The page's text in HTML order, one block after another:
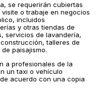
se requerirán cubiertas
o trabaje en negocios
incluidos
y otras tiendas de
servicios de lavandería,
talleres de
paisajismo.
a profesionales de la
un taxi o vehículo
acuerdo con una copia